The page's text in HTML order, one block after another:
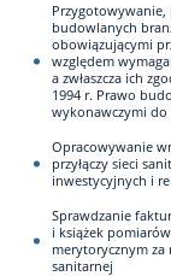
budowlanych
obowiązującymi
względem
a zwłaszcza ich
1994 r. Prawo
wykonawczymi do
Opracowywanie
przyłączy sieci
inwestycyjnych i
Sprawdzanie
i książek
merytorycznym
sanitarnej